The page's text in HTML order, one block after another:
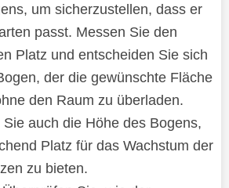
um sicherzustellen, dass er
passt. Messen Sie den
Platz und entscheiden Sie sich
der die gewünschte Fläche
den Raum zu überladen.
Sie auch die Höhe des Bogens,
Platz für das Wachstum der
zu bieten.